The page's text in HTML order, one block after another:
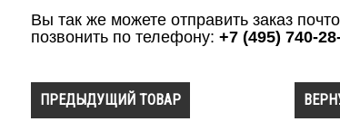
Вы так же можете отправить заказ
позвонить по телефону: +7 (495) 740-
ПРЕДЫДУЩИЙ ТОВАР